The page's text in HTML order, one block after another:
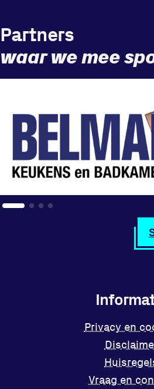
Informatie
Privacy en cookies
Disclaimer
Vraag en contact
Privacy en
Vraag en
Partners
waar we mee